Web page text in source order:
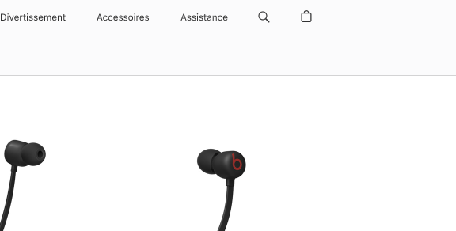
Divertissements Accessoires Assistance